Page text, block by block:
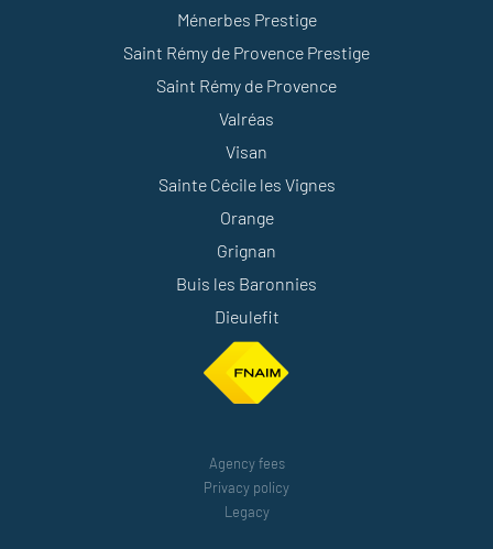
Ménerbes Prestige
Saint Rémy de Provence Prestige
Saint Rémy de Provence
Valréas
Visan
Sainte Cécile les Vignes
Orange
Grignan
Buis les Baronnies
Dieulefit
Agency fees
Privacy policy
Legacy